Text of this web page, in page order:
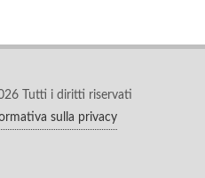
Tutti i diritti riservati
sulla privacy